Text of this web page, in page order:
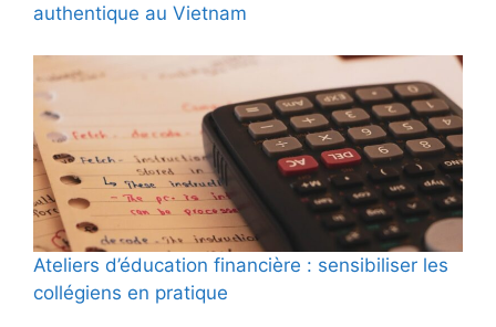
authentique au Vietnam
Ateliers d’éducation financière : sensibiliser les
collégiens en pratique